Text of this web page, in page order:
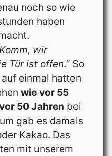
noch so wie
haben
Komm, wir
Tür ist offen.“ So
einmal hatten
wie vor 55
50 Jahren bei
gab es damals
Kakao. Das
mit unserem